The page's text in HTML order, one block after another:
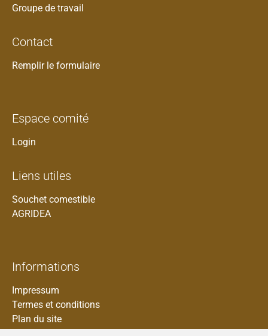
Groupe de travail
Contact
Remplir le formulaire
Espace comité
Login
Liens utiles
Souchet comestible
AGRIDEA
Informations
Impressum
Termes et conditions
Plan du site